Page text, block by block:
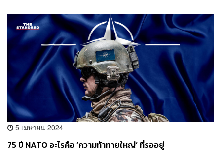
5 เมษายน 2024
75 ปี NATO อะไรคือ ‘ความท้าทายใหญ่’ ที่รออยู่